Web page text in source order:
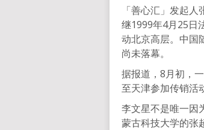
「善心汇」发起
继1999年4月25日
动北京高层。中国
尚未落幕。
据报道，8月初，
至天津参加传销活
李文星不是唯一因
蒙古科技大学的张